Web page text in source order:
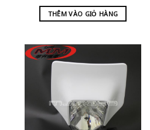
THÊM VÀO GIỎ HÀNG